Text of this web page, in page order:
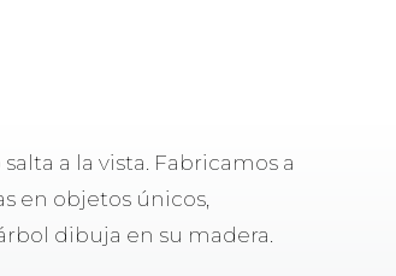
a la vista. Fabricamos a
en objetos únicos,
dibuja en su madera.